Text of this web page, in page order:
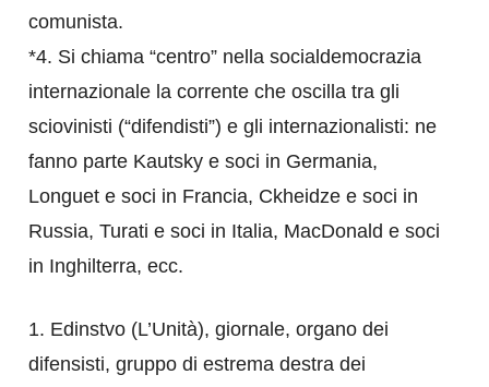
comunista.
*4. Si chiama “centro” nella socialdemocrazia
internazionale la corrente che oscilla tra gli
sciovinisti (“difendisti”) e gli internazionalisti: ne
fanno parte Kautsky e soci in Germania,
Longuet e soci in Francia, Ckheidze e soci in
Russia, Turati e soci in Italia, MacDonald e soci
in Inghilterra, ecc.
1. Edinstvo (L’Unità), giornale, organo dei
difensisti, gruppo di estrema destra dei